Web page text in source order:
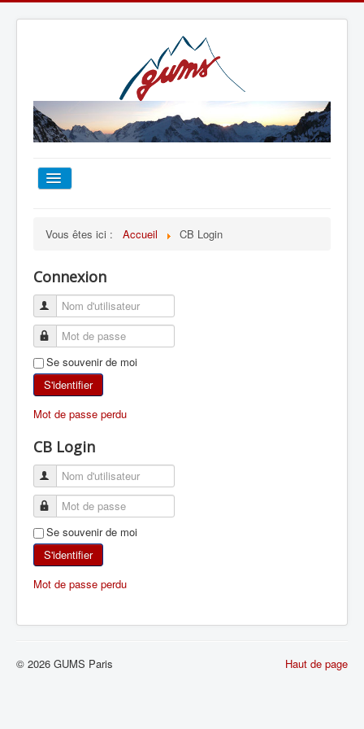
ESCALADE
ALPINISME
SKI DE RANDONNÉE
RANDONNÉE PÉDESTRE
RANDONNÉE SPORTIVE
Vous êtes ici : Accueil CB Login
Connexion
Se souvenir de moi
S'identifier
Mot de passe perdu
CB Login
Se souvenir de moi
S'identifier
Mot de passe perdu
Haut de page
© 2026 GUMS Paris